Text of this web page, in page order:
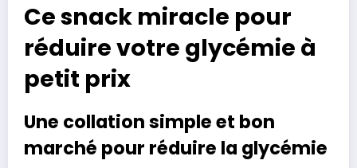
Ce snack miracle pour
réduire votre glycémie à
petit prix
Une collation simple et bon
marché pour réduire la glycémie